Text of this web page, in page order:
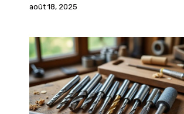
août 18, 2025